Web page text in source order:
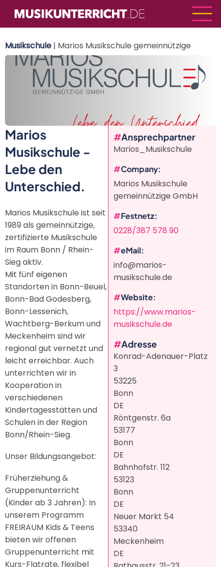
zum
Inhalt
Musikschule | Marios Musikschule gemeinnützige
GmbH
Marios
Musikschule -
Lebe den
Unterschied.
Marios Musikschule ist seit
1989 als gemeinnützige,
zertifizierte Musikschule
im Raum Bonn / Rhein-
Sieg aktiv.
Mit fünf eigenen
Standorten in Bonn-Beuel,
Bonn-Bad Godesberg,
Bonn-Lessenich,
Wachtberg-Berkum und
Meckenheim sind wir
regional gut vernetzt und
leicht erreichbar. Auch
unterrichten wir in
Kooperation in
verschiedenen
Kindertagesstätten und
Schulen in der Region
Bonn/Rhein-Sieg.
Unser Bildungsangebot:
Früherziehung &
Gruppenunterricht
(Kinder ab 3 Jahren): In
unserem Programm
FREIRAUM Kids & Teens
bieten wir offenen
Gruppenunterricht mit
Kurs-Flatrate, flexibel
Ansprechpartner
Marios_Musikschule
Company
Marios Musikschule
gemeinnützige GmbH
Festnetz
0228/387 578 90
eMail
info@marios-
musikschule.de
Website
https://www.marios-
musikschule.de
Adresse
Konrad-Adenauer-Platz
3
53225
Bonn
DE
Röntgenstr. 6a
53177
Bonn
DE
Bahnhofstr. 112
53123
Bonn
DE
Neuer Markt 54
53340
Meckenheim
DE